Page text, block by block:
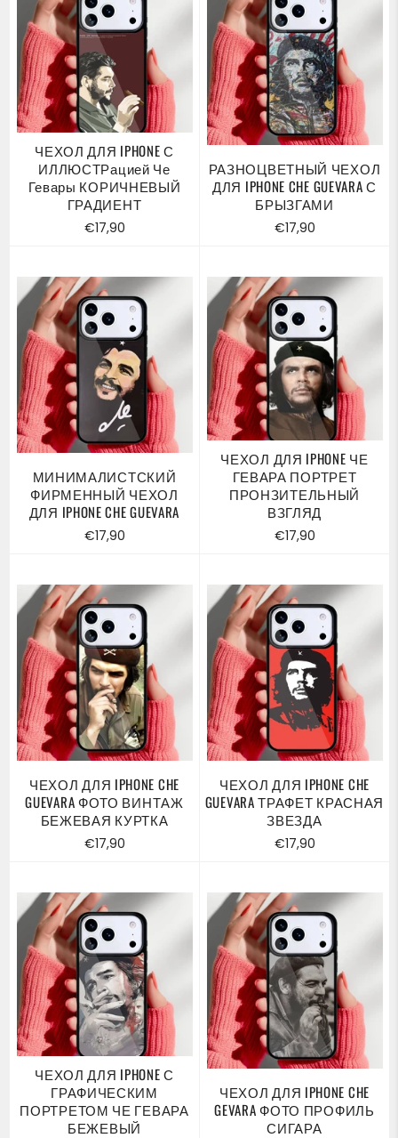
ЧЕХОЛ ДЛЯ IPHONE С
ИЛЛЮСТРацией Че
Гевары КОРИЧНЕВЫЙ
ГРАДИЕНТ
Обычная
€17,90
РАЗНОЦВЕТНЫЙ ЧЕХОЛ
ДЛЯ IPHONE CHE GUEVARA С
БРЫЗГАМИ
Обычная
€17,90
МИНИМАЛИСТСКИЙ
ФИРМЕННЫЙ ЧЕХОЛ
ДЛЯ IPHONE CHE GUEVARA
Обычная
€17,90
ЧЕХОЛ ДЛЯ IPHONE ЧЕ
ГЕВАРА ПОРТРЕТ
ПРОНЗИТЕЛЬНЫЙ
ВЗГЛЯД
Обычная
€17,90
ЧЕХОЛ ДЛЯ IPHONE CHE
GUEVARA ФОТО ВИНТАЖ
БЕЖЕВАЯ КУРТКА
Обычная
€17,90
ЧЕХОЛ ДЛЯ IPHONE CHE
GUEVARA ТРАФЕТ КРАСНАЯ
ЗВЕЗДА
Обычная
€17,90
ЧЕХОЛ ДЛЯ IPHONE С
ГРАФИЧЕСКИМ
ПОРТРЕТОМ ЧЕ ГЕВАРА
БЕЖЕВЫЙ
ЧЕХОЛ ДЛЯ IPHONE CHE
GEVARA ФОТО ПРОФИЛЬ
СИГАРА